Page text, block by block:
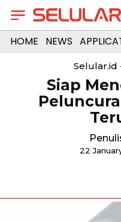
HOME NEWS
Selular.id
Siap
22